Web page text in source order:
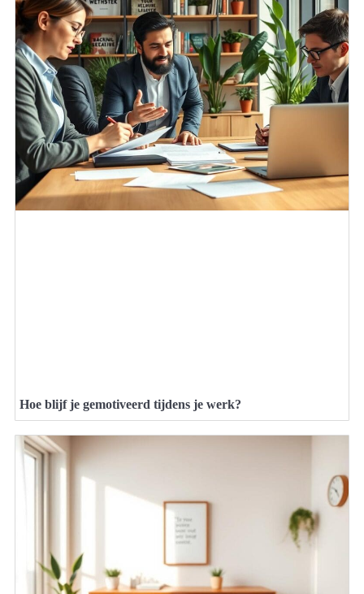
Hoe blijf je gemotiveerd tijdens je werk?